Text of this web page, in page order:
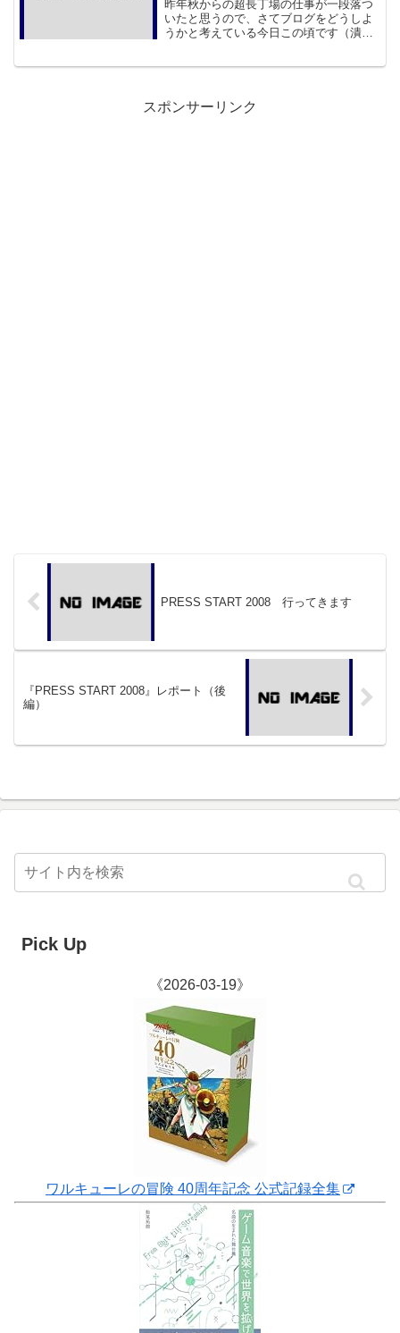
昨年秋からの超長丁場の仕事が一段落つ
いたと思うので、さてブログをどうしよ
うかと考えている今日この頃です（潰す
スポンサーリンク
PRESS START 2008 行ってきます
『PRESS START 2008』レポート（後
編）
Pick Up
《2026-03-19》
ワルキューレの冒険 40周年記念 公式記録全集